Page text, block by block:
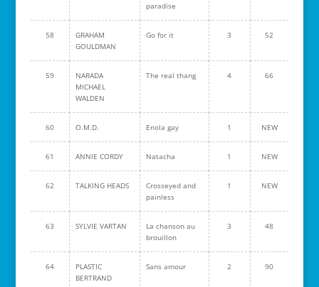
paradise
58
GRAHAM
GOULDMAN
Go for it 3 52
59
NARADA
MICHAEL
WALDEN
The real thang 4 66
60 O.M.D. Enola gay 1 NEW
61 ANNIE CORDY Natacha 1 NEW
62 TALKING HEADS
Crosseyed and
painless
1 NEW
63 SYLVIE VARTAN
La chanson au
brouillon
3 48
64
PLASTIC
BERTRAND
Sans amour 2 90